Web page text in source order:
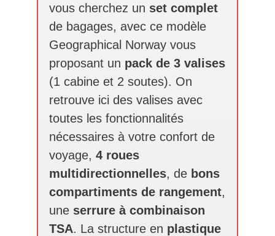
vous cherchez un set complet
de bagages, avec ce modèle
Geographical Norway vous
proposant un pack de 3 valises
(1 cabine et 2 soutes). On
retrouve ici des valises avec
toutes les fonctionnalités
nécessaires à votre confort de
voyage, 4 roues
multidirectionnelles, de bons
compartiments de rangement,
une serrure à combinaison
TSA. La structure en plastique